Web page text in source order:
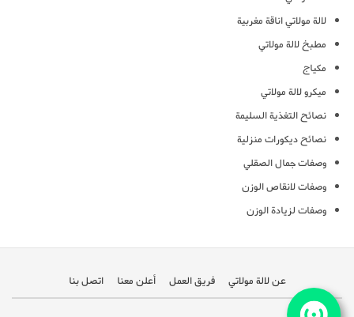
لالة مولاتي اناقة مغربية
مطبخ لالة مولاتي
مكياج
ميكرو لالة مولاتي
نصائح التغذية السليمة
نصائح ديكورات منزلية
وصفات جمال الصقلي
وصفات لانقاص الوزن
وصفات لزيادة الوزن
عن لالة مولاتي فريق العمل أعلن معنا اتصل بنا